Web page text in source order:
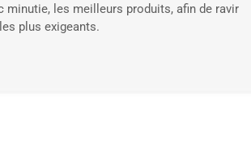
minutie, les meilleurs produits, afin de ravir
plus exigeants.